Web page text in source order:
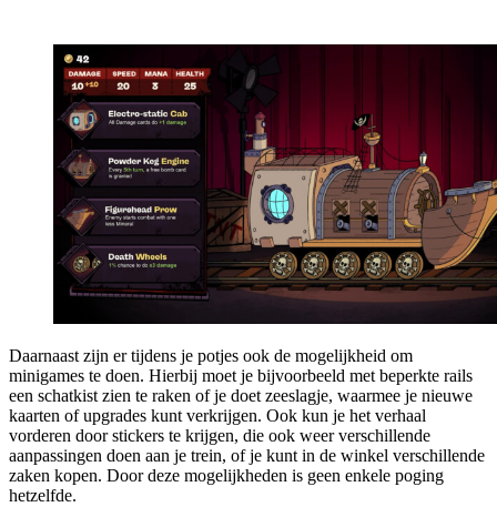
Daarnaast zijn er tijdens je potjes ook de mogelijkheid om
minigames te doen. Hierbij moet je bijvoorbeeld met beperkte rails
een schatkist zien te raken of je doet zeeslagje, waarmee je nieuwe
kaarten of upgrades kunt verkrijgen. Ook kun je het verhaal
vorderen door stickers te krijgen, die ook weer verschillende
aanpassingen doen aan je trein, of je kunt in de winkel verschillende
zaken kopen. Door deze mogelijkheden is geen enkele poging
hetzelfde.